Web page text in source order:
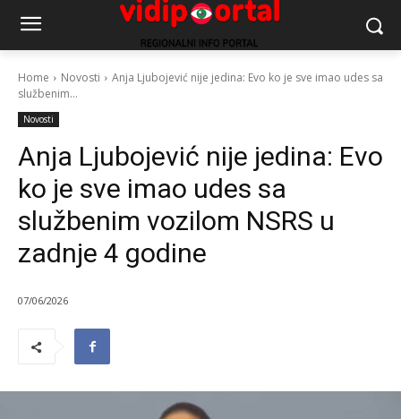
Home Novosti
Anja Ljubojević nije jedina: Evo ko je sve imao udes sa
službenim...
Novosti
Anja Ljubojević nije jedina: Evo
ko je sve imao udes sa
službenim vozilom NSRS u
zadnje 4 godine
07/06/2026